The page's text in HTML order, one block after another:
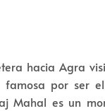
hacia Agra
famosa por ser
Mahal es un